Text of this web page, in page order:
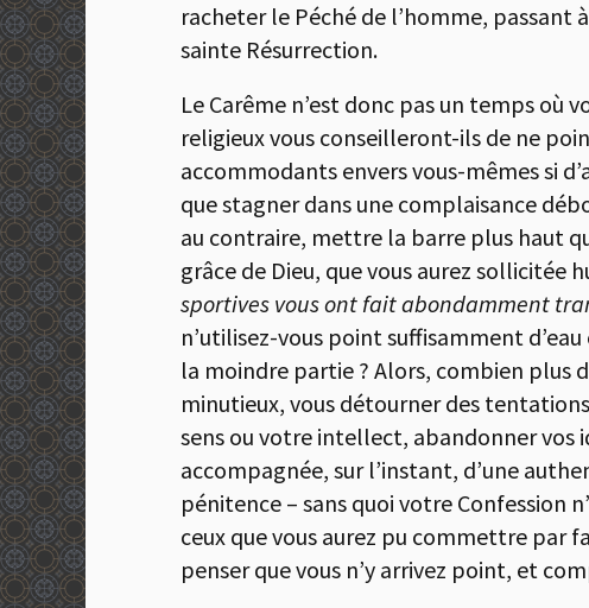
racheter le Péché de l’homme, passant
sainte Résurrection.
Le Carême n’est donc pas un temps où
religieux vous conseilleront-ils de ne
accommodants envers vous-mêmes si
que stagner dans une complaisance
au contraire, mettre la barre plus haut
grâce de Dieu, que vous aurez sollicitée
sportives vous ont fait abondamment
n’utilisez-vous point suffisamment
la moindre partie ? Alors, combien plus
minutieux, vous détourner des
sens ou votre intellect, abandonner vos
accompagnée, sur l’instant, d’une
pénitence – sans quoi votre Confession
ceux que vous aurez pu commettre par
penser que vous n’y arrivez point, et